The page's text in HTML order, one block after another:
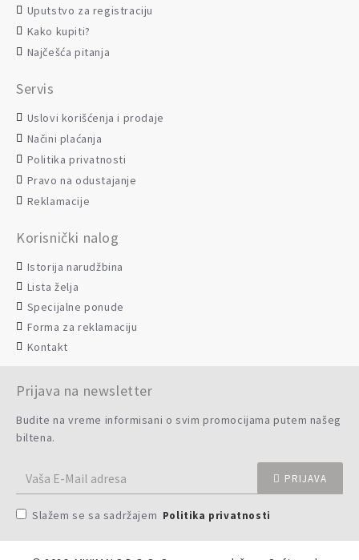
Uputstvo za registraciju
Kako kupiti?
Najčešća pitanja
Servis
Uslovi korišćenja i prodaje
Načini plaćanja
Politika privatnosti
Pravo na odustajanje
Reklamacije
Korisnički nalog
Istorija narudžbina
Lista želja
Specijalne ponude
Forma za reklamaciju
Kontakt
Prijava na newsletter
Budite na vreme informisani o svim promocijama putem našeg
biltena.
PRIJAVA
Slažem se sa sadržajem Politika privatnosti